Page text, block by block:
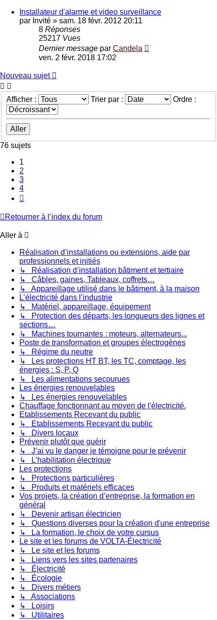
Installateur d'alarme et video surveillance
par Invité » sam. 18 févr. 2012 20:11
8 Réponses
25217 Vues
Dernier message par Candela
ven. 2 févr. 2018 17:02
Nouveau sujet
Afficher : Trier par : Ordre :
76 sujets
1
2
3
4
Retourner à l’index du forum
Aller à
Réalisation d’installations ou extensions, aide par
professionnels et initiés
↳ Réalisation d’installation bâtiment et tertiaire
↳ Câbles, gaines, Tableaux, coffrets…
↳ Appareillage utilisé dans le bâtiment, à la maison
L’électricité dans l’industrie
↳ Matériel, appareillage, équipement
↳ Protection des départs, les longueurs des lignes et
sections…
↳ Machines tournantes : moteurs, alternateurs...
Poste de transformation et groupes électrogènes
↳ Régime du neutre
↳ Les protections HT BT, les TC, comptage, les
énergies : S, P, Q
↳ Les alimentations secourues
Les énergies renouvelables
↳ Les énergies renouvelables
Chauffage fonctionnant au moyen de l'électricité.
Etablissements Recevant du public
↳ Etablissements Recevant du public
↳ Divers locaux
Prévenir plutôt que guérir
↳ J’ai vu le danger je témoigne pour le prévenir
↳ L’habilitation électrique
Les protections
↳ Protections particulières
↳ Produits et matériels efficaces
Vos projets, la création d’entreprise, la formation en
général
↳ Devenir artisan électricien
↳ Questions diverses pour la création d'une entreprise
↳ La formation, le choix de votre cursus
Le site et les forums de VOLTA-Électricité
↳ Le site et les forums
↳ Liens vers les sites partenaires
↳ Électricité
↳ Écologie
↳ Divers métiers
↳ Associations
↳ Loisirs
↳ Utilitaires